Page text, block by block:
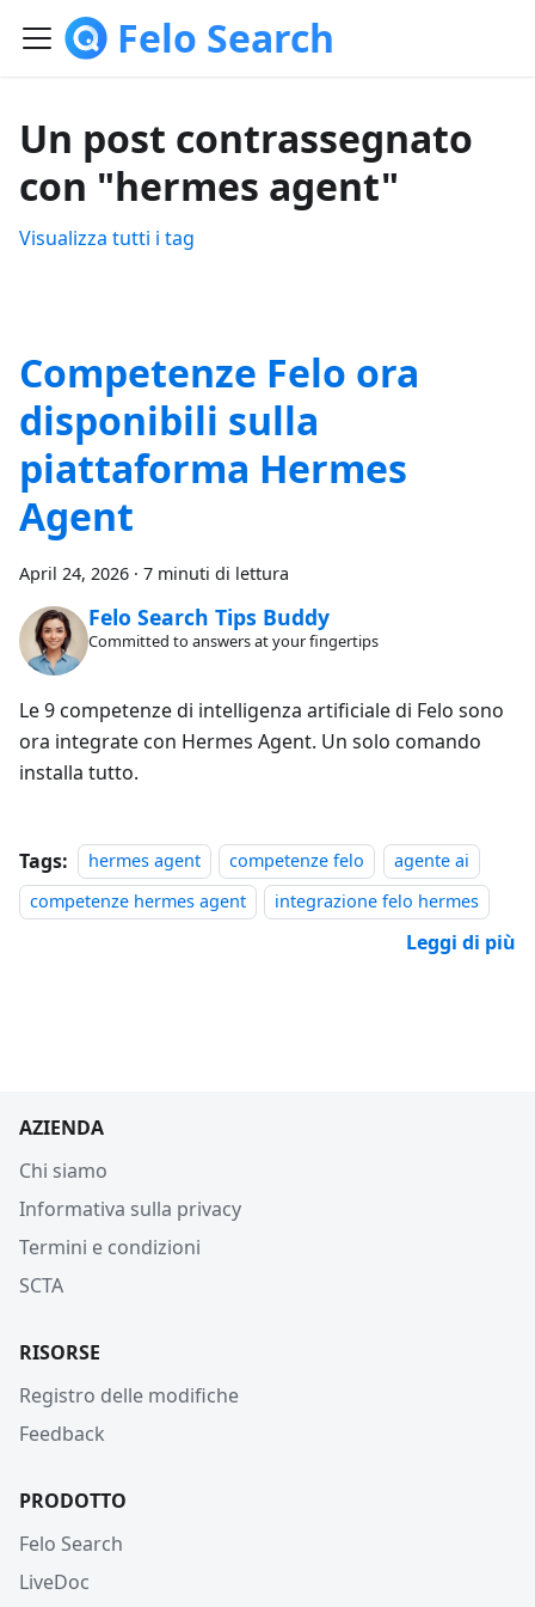
Felo Search
Un post contrassegnato
con "hermes agent"
Visualizza tutti i tag
Competenze Felo ora
disponibili sulla
piattaforma Hermes
Agent
April 24, 2026 · 7 minuti di lettura
Felo Search Tips Buddy
Committed to answers at your fingertips
Le 9 competenze di intelligenza artificiale di Felo sono
ora integrate con Hermes Agent. Un solo comando
installa tutto.
Tags: hermes agent competenze felo
agente ai
competenze hermes agent
integrazione felo hermes
Leggi di più
AZIENDA
Chi siamo
Informativa sulla privacy
Termini e condizioni
SCTA
RISORSE
Registro delle modifiche
Feedback
PRODOTTO
Felo Search
LiveDoc